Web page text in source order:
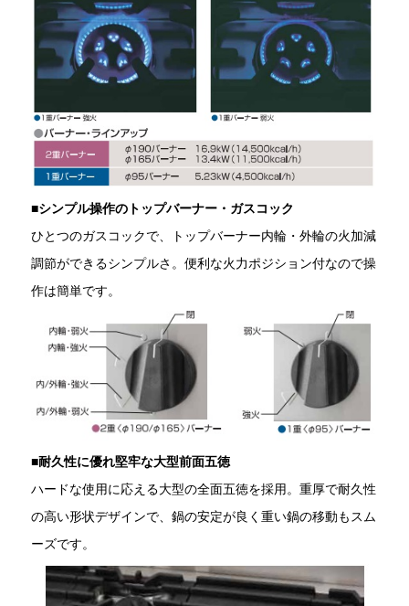
■シンプル操作のトップバーナー・ガスコック
ひとつのガスコックで、トップバーナー内輪・外輪の火加減
調節ができるシンプルさ。便利な火力ポジション付なので操
作は簡単です。
■耐久性に優れ堅牢な大型前面五徳
ハードな使用に応える大型の全面五徳を採用。重厚で耐久性
の高い形状デザインで、鍋の安定が良く重い鍋の移動もスム
ーズです。